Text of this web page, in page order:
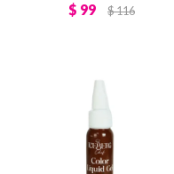
$ 99 $116